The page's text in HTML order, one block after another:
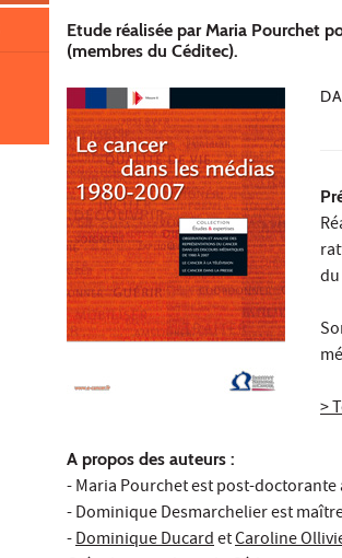
Etude réalisée par Maria Pourchet
(membres du Céditec).
>
A propos des auteurs :
- Maria Pourchet est post-doctorante
- Dominique Desmarchelier est
-Dominique DucardetCaroline